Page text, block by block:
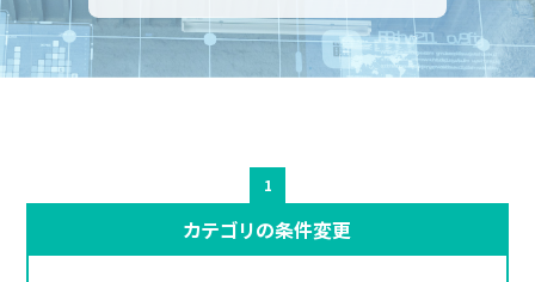
1
カテゴリの条件変更